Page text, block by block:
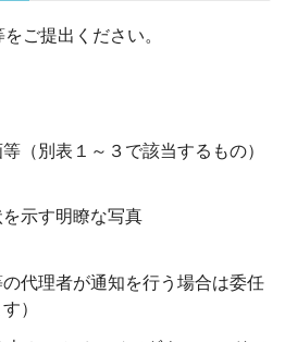
ご提出ください。
（別表１～３で該当するもの）
示す明瞭な写真
代理者が通知を行う場合は委任
）